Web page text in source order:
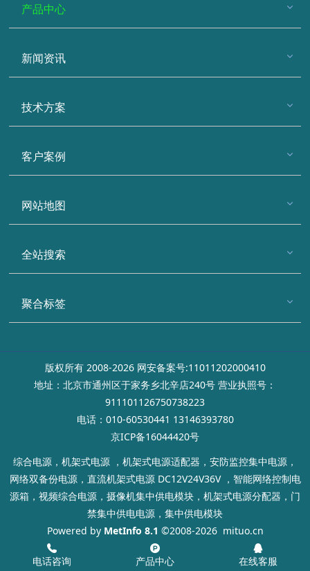
产品中心
新闻资讯
技术方案
客户案例
网站地图
全站搜索
聚合标签
版权所有 2008-2026 网安备案号:11011202000410
地址：北京市通州区于家务乡北辛店240号 营业执照号：
911101126750738223
电话：010-60530441 13146393780
京ICP备16044420号
综合电源，机架式电源 ，机架式电源适配器，安防监控集中电源，
网络双备份电源，直流机架式电源 DC12V24V36V ，智能网络控制电
源箱，视频综合电源，摄像机集中供电模块，机架式电源分配器，门
禁集中供电电源，集中供电模块
Powered by MetInfo 8.1 ©2008-2026 mituo.cn
电话咨询 产品中心 在线客服